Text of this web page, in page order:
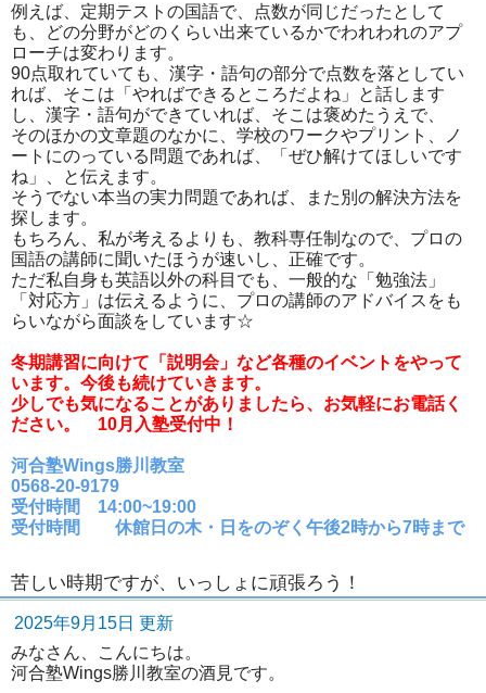
例えば、定期テストの国語で、点数が同じだったとして
も、どの分野がどのくらい出来ているかでわれわれのアプ
ローチは変わります。
90点取れていても、漢字・語句の部分で点数を落としてい
れば、そこは「やればできるところだよね」と話します
し、漢字・語句ができていれば、そこは褒めたうえで、
そのほかの文章題のなかに、学校のワークやプリント、ノ
ートにのっている問題であれば、「ぜひ解けてほしいです
ね」、と伝えます。
そうでない本当の実力問題であれば、また別の解決方法を
探します。
もちろん、私が考えるよりも、教科専任制なので、プロの
国語の講師に聞いたほうが速いし、正確です。
ただ私自身も英語以外の科目でも、一般的な「勉強法」
「対応方」は伝えるように、プロの講師のアドバイスをも
らいながら面談をしています☆
冬期講習に向けて「説明会」など各種のイベントをやって
います。今後も続けていきます。
少しでも気になることがありましたら、お気軽にお電話く
ださい。 10月入塾受付中！
河合塾Wings勝川教室
0568‐20‐9179
受付時間 14:00~19:00
受付時間 休館日の木・日をのぞく午後2時から7時まで
苦しい時期ですが、いっしょに頑張ろう！
2025年9月15日 更新
みなさん、こんにちは。
河合塾Wings勝川教室の酒見です。